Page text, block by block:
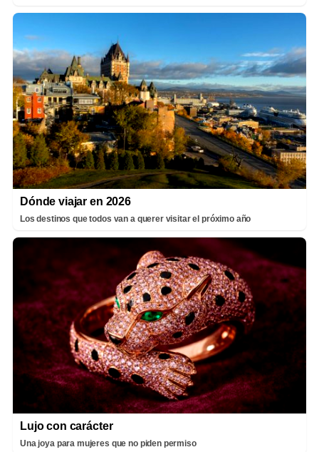
Dónde viajar en 2026
Los destinos que todos van a querer visitar el próximo año
Lujo con carácter
Una joya para mujeres que no piden permiso